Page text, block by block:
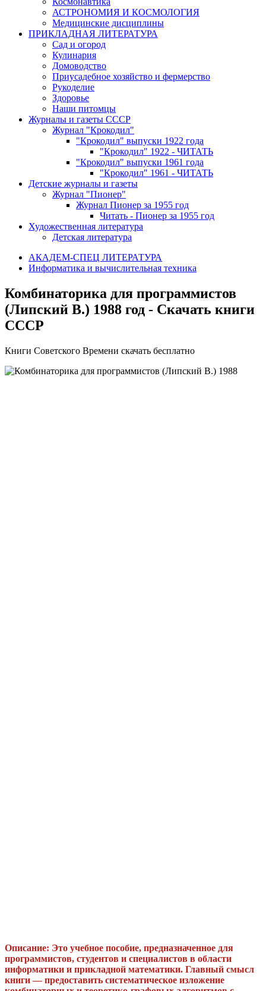
АСТРОНОМИЯ И КОСМОЛОГИЯ
Медицинские дисциплины
ПРИКЛАДНАЯ ЛИТЕРАТУРА
Сад и огород
Кулинария
Домоводство
Приусадебное хозяйство и фермерство
Рукоделие
Здоровье
Наши питомцы
Журналы и газеты СССР
Журнал "Крокодил"
"Крокодил" выпуски 1922 года
"Крокодил" 1922 - ЧИТАТЬ
"Крокодил" выпуски 1961 года
"Крокодил" 1961 - ЧИТАТЬ
Детские журналы и газеты
Журнал "Пионер"
Журнал Пионер за 1955 год
Читать - Пионер за 1955 год
Художественная литература
Детская литература
АКАДЕМ-СПЕЦ ЛИТЕРАТУРА
Информатика и вычислительная техника
Комбинаторика для программистов
(Липский В.) 1988 год - Скачать книги
СССР
Книги Советского Времени скачать бесплатно
Описание: Это учебное пособие, предназначенное для
программистов, студентов и специалистов в области
информатики и прикладной математики. Главный смысл
книги — предоставить систематическое изложение